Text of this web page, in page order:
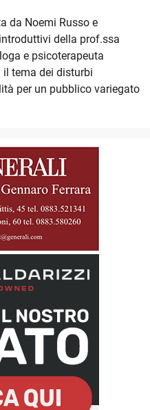
da Noemi Russo e
della prof.ssa
e psicoterapeuta
tema dei disturbi
per un pubblico variegato